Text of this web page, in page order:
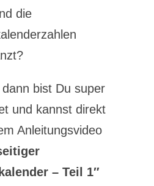
die
bist Du super
und kannst direkt
Anleitungsvideo
– Teil 1″